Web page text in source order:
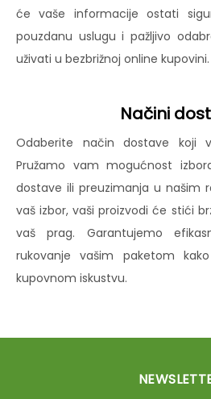
će vaše informacije ostati
pouzdanu uslugu i pažljivo
uživati u bezbrižnoj online kupovini.
Načini
Odaberite način dostave koji
Pružamo vam mogućnost
dostave ili preuzimanja u našim
vaš izbor, vaši proizvodi će stići
vaš prag. Garantujemo
rukovanje vašim paketom
kupovnom iskustvu.